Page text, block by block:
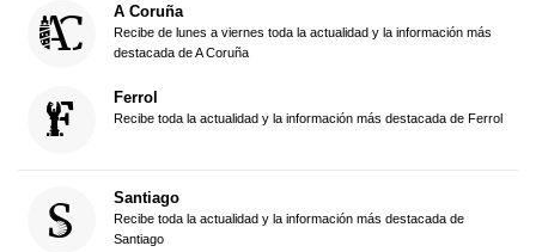
A Coruña
Recibe de lunes a viernes toda la actualidad y la información más
destacada de A Coruña
Ferrol
Recibe toda la actualidad y la información más destacada de Ferrol
Santiago
Recibe toda la actualidad y la información más destacada de
Santiago